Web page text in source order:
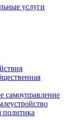
услуги
самоуправление
политика